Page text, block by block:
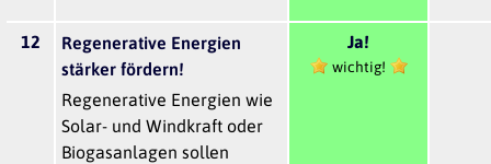
12
Regenerative Energien
stärker fördern!
Regenerative Energien wie
Solar- und Windkraft oder
Biogasanlagen sollen
Ja!
wichtig!